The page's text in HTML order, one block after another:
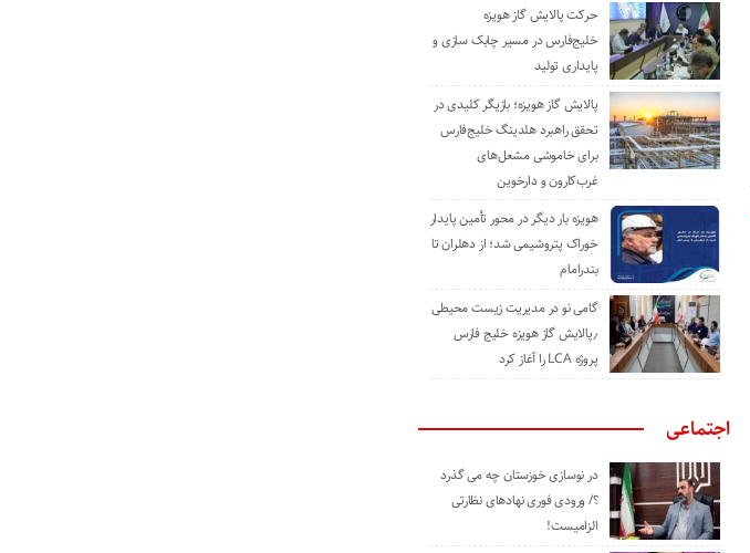
حرکت پالایش گاز هویزه
خلیج‌فارس در مسیر چابک سازی و
پایداری تولید
پالایش گاز هویزه؛ بازیگر کلیدی در
تحقق راهبرد هلدینگ خلیج‌فارس
برای خاموشی مشعل‌های
غرب‌کارون و دارخوین
هویزه بار دیگر در محور تأمین پایدار
خوراک پتروشیمی شد؛ از دهلران تا
بندرامام
گامی نو در مدیریت زیست ‌محیطی
٫پالایش گاز هویزه خلیج ‌فارس
پروژه LCA را آغاز کرد
اجتماعی
در نوسازی خوزستان چه می گذرد
؟/ ورودی فوری نهادهای نظارتی
الزامیست!